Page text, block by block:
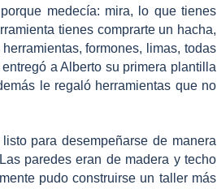
medecía: mira, lo que tienes
tienes comprarte un hacha,
formones, limas, todas
a Alberto su primera plantilla
le regaló herramientas que no
para desempeñarse de manera
paredes eran de madera y techo
pudo construirse un taller más